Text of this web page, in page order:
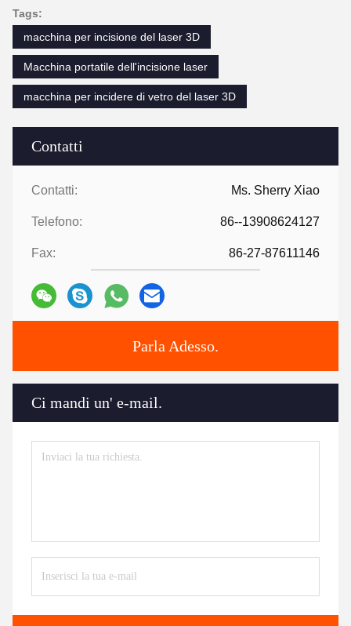
Contatti
Contatti: Ms. Sherry Xiao
Telefono: 86--13908624127
Fax: 86-27-87611146
Parla Adesso.
Ci mandi un' e-mail.
Tags:
macchina per incisione del laser 3D
Macchina portatile dell'incisione laser
macchina per incidere di vetro del laser 3D